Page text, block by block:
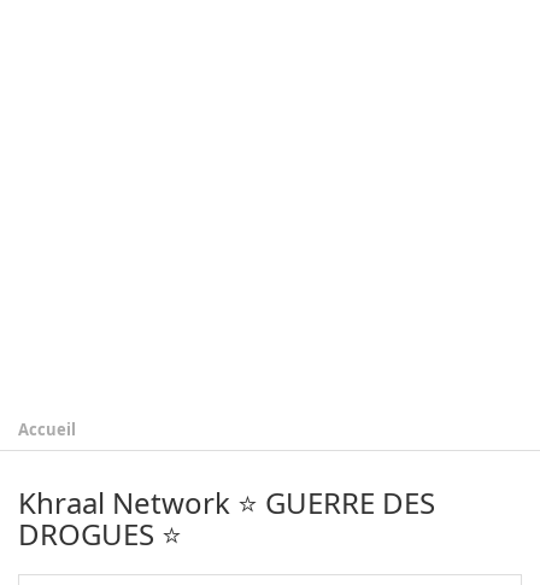
Accueil
Khraal Network ⭐️ GUERRE DES
DROGUES ⭐️